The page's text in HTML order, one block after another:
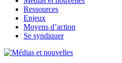
Ressources
Enjeux
Moyens d’action
Se syndiquer